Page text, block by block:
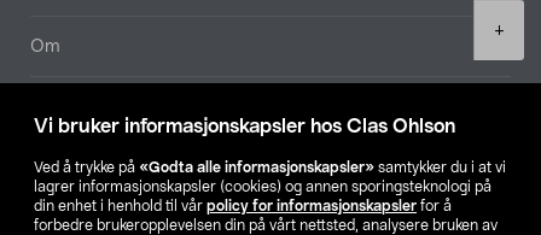
Vi bruker informasjonskapsler hos Clas Ohlson
Ved å trykke på «Godta alle informasjonskapsler» samtykker du i at vi
lagrer informasjonskapsler (cookies) og annen sporingsteknologi på
din enhet i henhold til vår policy for informasjonskapsler for å
forbedre brukeropplevelsen din på vårt nettsted, analysere bruken av
+
Om
Våre selskaper
Finn din butikk